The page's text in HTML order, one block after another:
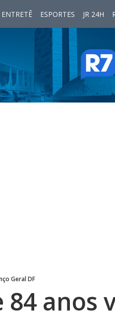
ENTRETÊ ESPORTES JR 24H
Geral DF
84 anos